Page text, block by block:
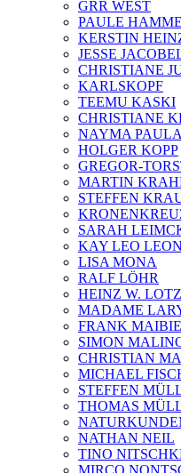
GRR WEST
PAULE
KERSTIN
JESSE
CHRISTIANE
KARLSKOPF
TEEMU KASKI
CHRISTIANE
NAYMA
HOLGER KOPP
GREGOR-
MARTIN
STEFFEN
SARAH
KAY LEO
LISA MONA
RALF LÖHR
HEINZ W. LOTZ
MADAME
FRANK
SIMON
CHRISTIAN
MICHAEL
STEFFEN
THOMAS
NATHAN NEIL
TINO
MIRCO